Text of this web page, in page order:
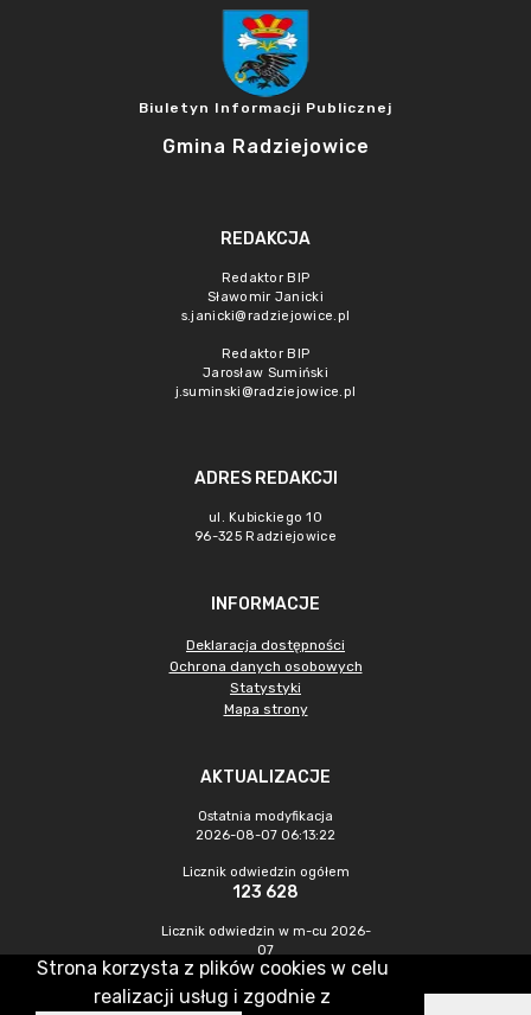
Biuletyn Informacji Publicznej
Gmina Radziejowice
REDAKCJA
Redaktor BIP
Sławomir Janicki
s.janicki@radziejowice.pl
Redaktor BIP
Jarosław Sumiński
j.suminski@radziejowice.pl
ADRES REDAKCJI
ul. Kubickiego 10
96-325 Radziejowice
INFORMACJE
Deklaracja dostępności
Ochrona danych osobowych
Statystyki
Mapa strony
AKTUALIZACJE
Ostatnia modyfikacja
2026-08-07 06:13:22
Licznik odwiedzin ogółem
123 628
Licznik odwiedzin w m-cu 2026-
07
288
Strona korzysta z plików cookies w celu
realizacji usług i zgodnie z